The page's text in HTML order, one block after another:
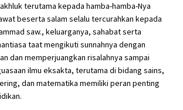
terutama kepada hamba-hamba-Nya
beserta salam selalu tercurahkan kepada
saw., keluarganya, sahabat serta
taat mengikuti sunnahnya dengan
dan memperjuangkan risalahnya sampai
ilmu eksakta, terutama di bidang sains,
dan matematika memiliki peran penting